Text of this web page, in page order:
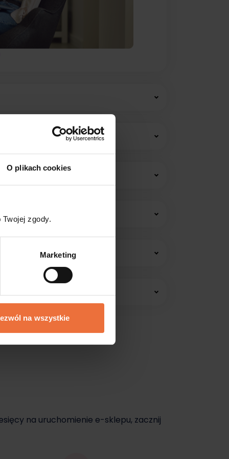
O plikach cookies
zgody.
Marketing
na wszystkie
jeszcze dziś.
na uruchomienie e-sklepu, zacznij